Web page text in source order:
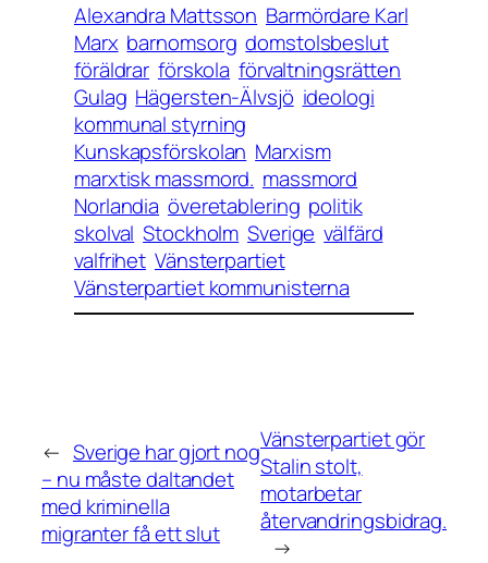
Alexandra Mattsson Barmördare Karl
Marx barnomsorg domstolsbeslut
föräldrar förskola förvaltningsrätten
Gulag Hägersten-Älvsjö ideologi
kommunal styrning
Kunskapsförskolan Marxism
marxtisk massmord. massmord
Norlandia överetablering politik
skolval Stockholm Sverige välfärd
valfrihet Vänsterpartiet
Vänsterpartiet kommunisterna
← Sverige har gjort nog
– nu måste daltandet
med kriminella
migranter få ett slut
Vänsterpartiet gör
Stalin stolt,
motarbetar
återvandringsbidrag.
→